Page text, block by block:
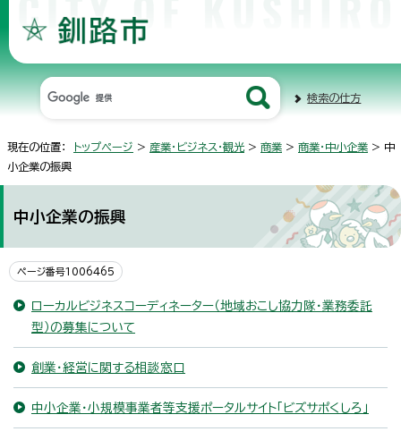
検索の仕方
現在の位置： トップページ > 産業・ビジネス・観光 > 商業 > 商業・中小企業 > 中
小企業の振興
中小企業の振興
ページ番号1006465
ローカルビジネスコーディネーター（地域おこし協力隊・業務委託
型）の募集について
創業・経営に関する相談窓口
中小企業・小規模事業者等支援ポータルサイト「ビズサポくしろ」